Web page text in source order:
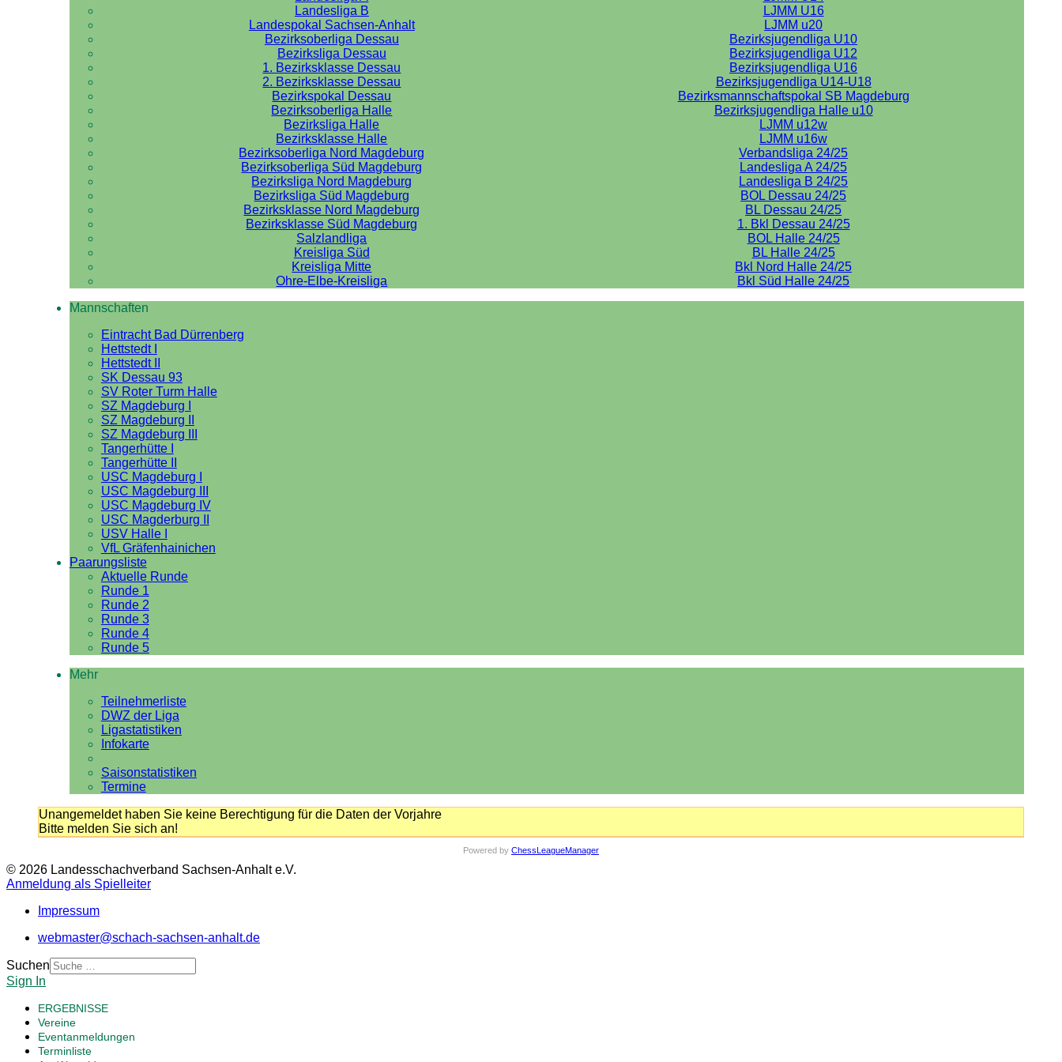
Landesliga B
LJMM U16
Landespokal Sachsen-Anhalt
LJMM u20
Bezirksoberliga Dessau
Bezirksjugendliga U10
Bezirksliga Dessau
Bezirksjugendliga U12
1. Bezirksklasse Dessau
Bezirksjugendliga U16
2. Bezirksklasse Dessau
Bezirksjugendliga U14-U18
Bezirkspokal Dessau
Bezirksmannschaftspokal SB Magdeburg
Bezirksoberliga Halle
Bezirksjugendliga Halle u10
Bezirksliga Halle
LJMM u12w
Bezirksklasse Halle
LJMM u16w
Bezirksoberliga Nord Magdeburg
Verbandsliga 24/25
Bezirksoberliga Süd Magdeburg
Landesliga A 24/25
Bezirksliga Nord Magdeburg
Landesliga B 24/25
Bezirksliga Süd Magdeburg
BOL Dessau 24/25
Bezirksklasse Nord Magdeburg
BL Dessau 24/25
Bezirksklasse Süd Magdeburg
1. Bkl Dessau 24/25
Salzlandliga
BOL Halle 24/25
Kreisliga Süd
BL Halle 24/25
Kreisliga Mitte
Bkl Nord Halle 24/25
Ohre-Elbe-Kreisliga
Bkl Süd Halle 24/25
Mannschaften
Eintracht Bad Dürrenberg
Hettstedt I
Hettstedt II
SK Dessau 93
SV Roter Turm Halle
SZ Magdeburg I
SZ Magdeburg II
SZ Magdeburg III
Tangerhütte I
Tangerhütte II
USC Magdeburg I
USC Magdeburg III
USC Magdeburg IV
USC Magderburg II
USV Halle I
VfL Gräfenhainichen
Paarungsliste
Aktuelle Runde
Runde 1
Runde 2
Runde 3
Runde 4
Runde 5
Mehr
Teilnehmerliste
DWZ der Liga
Ligastatistiken
Infokarte
Saisonstatistiken
Termine
Unangemeldet haben Sie keine Berechtigung für die Daten der Vorjahre
Bitte melden Sie sich an!
Powered by ChessLeagueManager
© 2026 Landesschachverband Sachsen-Anhalt e.V.
Anmeldung als Spielleiter
Impressum
webmaster@schach-sachsen-anhalt.de
Suchen
Sign In
ERGEBNISSE
Vereine
Eventanmeldungen
Terminliste